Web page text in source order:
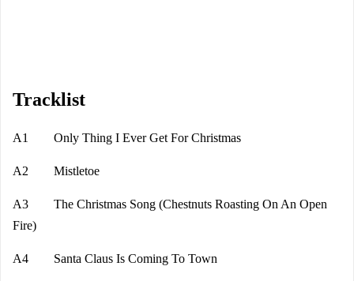
Tracklist
A1 Only Thing I Ever Get For Christmas
A2 Mistletoe
A3 The Christmas Song (Chestnuts Roasting On An Open
Fire)
A4 Santa Claus Is Coming To Town